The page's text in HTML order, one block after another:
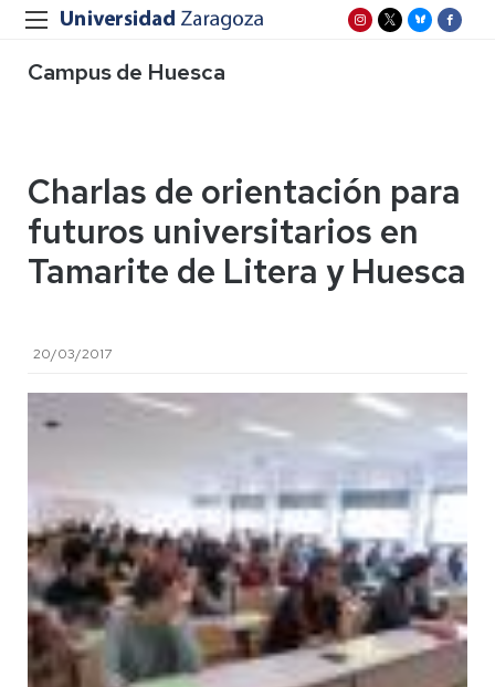
Campus de Huesca
Charlas de orientación para
futuros universitarios en
Tamarite de Litera y Huesca
20/03/2017